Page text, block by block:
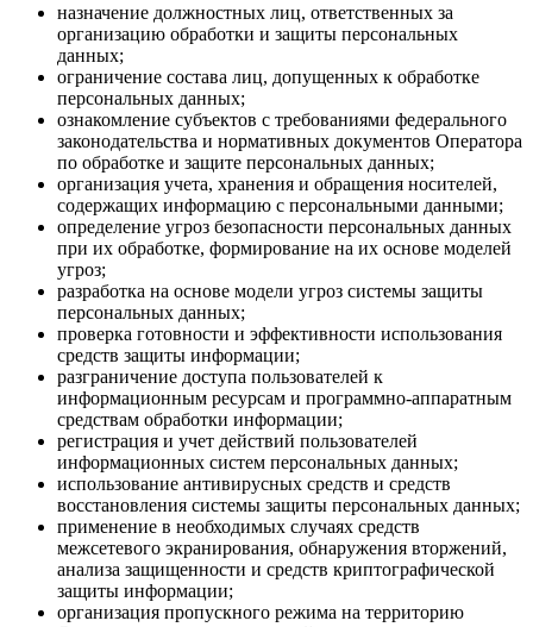
назначение должностных лиц, ответственных за
организацию обработки и защиты персональных
данных;
ограничение состава лиц, допущенных к обработке
персональных данных;
ознакомление субъектов с требованиями федерального
законодательства и нормативных документов Оператора
по обработке и защите персональных данных;
организация учета, хранения и обращения носителей,
содержащих информацию с персональными данными;
определение угроз безопасности персональных данных
при их обработке, формирование на их основе моделей
угроз;
разработка на основе модели угроз системы защиты
персональных данных;
проверка готовности и эффективности использования
средств защиты информации;
разграничение доступа пользователей к
информационным ресурсам и программно-аппаратным
средствам обработки информации;
регистрация и учет действий пользователей
информационных систем персональных данных;
использование антивирусных средств и средств
восстановления системы защиты персональных данных;
применение в необходимых случаях средств
межсетевого экранирования, обнаружения вторжений,
анализа защищенности и средств криптографической
защиты информации;
организация пропускного режима на территорию